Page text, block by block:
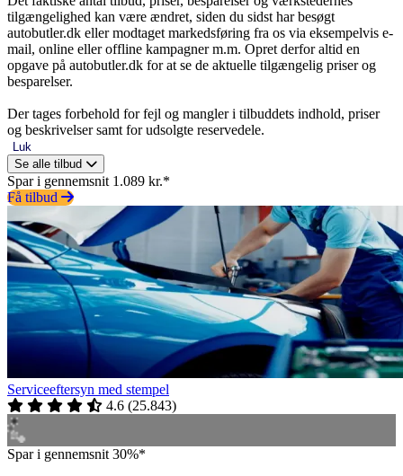
tilgængelighed kan være ændret, siden du sidst har besøgt
autobutler.dk eller modtaget markedsføring fra os via eksempelvis e-
mail, online eller offline kampagner m.m. Opret derfor altid en
opgave på autobutler.dk for at se de aktuelle tilgængelig priser og
besparelser.
Der tages forbehold for fejl og mangler i tilbuddets indhold, priser
og beskrivelser samt for udsolgte reservedele.
Luk
Se alle tilbud
Spar i gennemsnit 1.089 kr.*
Få tilbud
Serviceeftersyn med stempel
4.6 (25.843)
Spar i gennemsnit 30%*